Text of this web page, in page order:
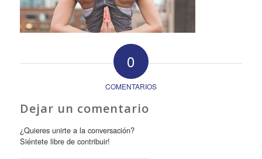
0
COMENTARIOS
Dejar un comentario
¿Quieres unirte a la conversación?
Siéntete libre de contribuir!